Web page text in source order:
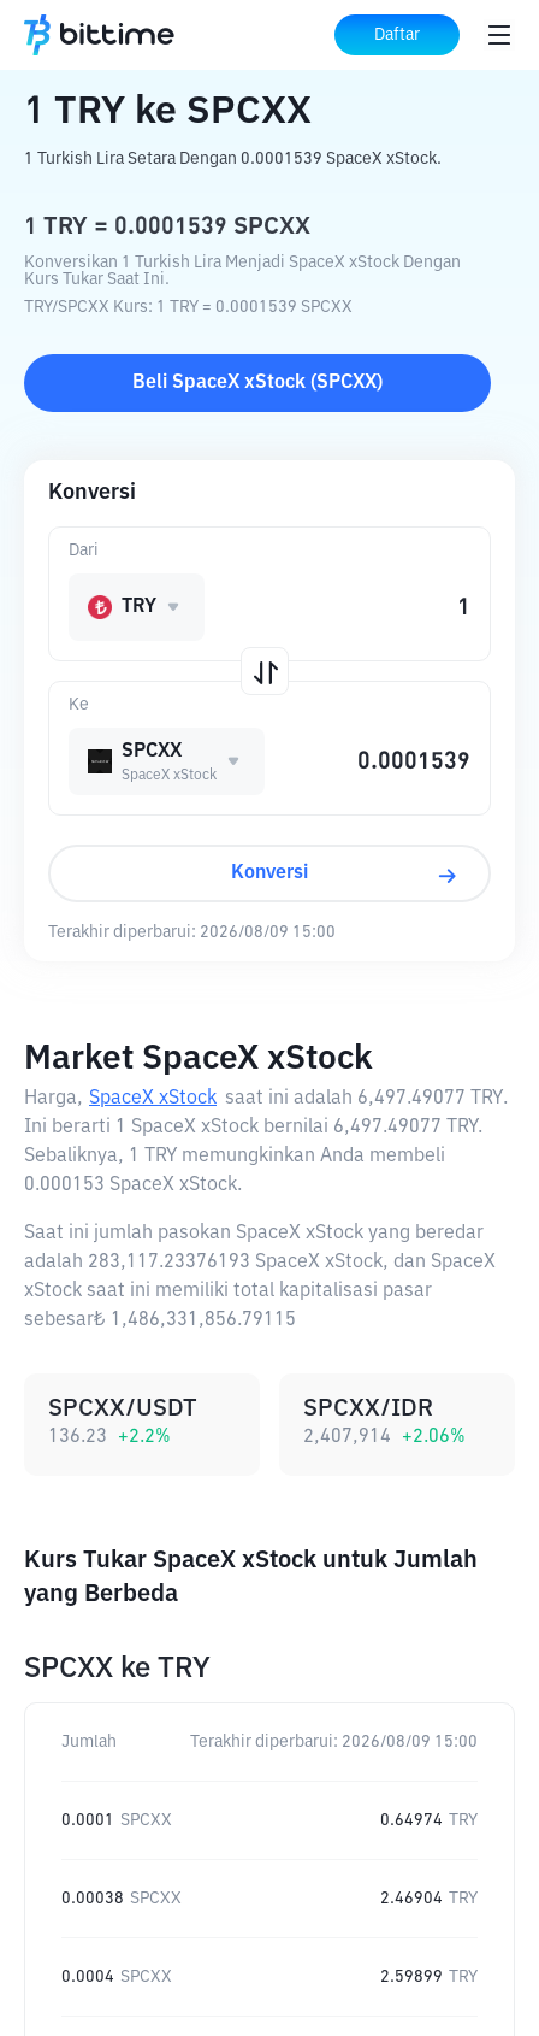
Daftar
Beranda Konverter Kripto ke SPCXX
1 TRY ke SPCXX
1 Turkish Lira Setara Dengan 0.0001539 SpaceX xStock.
1 TRY = 0.0001539 SPCXX
Konversikan 1 Turkish Lira Menjadi SpaceX xStock Dengan
Kurs Tukar Saat Ini.
TRY/SPCXX Kurs: 1 TRY = 0.0001539 SPCXX
Beli SpaceX xStock (SPCXX)
Konversi
Ke
SPCXX
SpaceX xStock
Dari
TRY
Konversi
Terakhir diperbarui: 2026/08/09 15:00
Market SpaceX xStock
Harga, SpaceX xStock saat ini adalah 6,497.49077 TRY.
Ini berarti 1 SpaceX xStock bernilai 6,497.49077 TRY.
Sebaliknya, 1 TRY memungkinkan Anda membeli
0.000153 SpaceX xStock.
Saat ini jumlah pasokan SpaceX xStock yang beredar
adalah 283,117.23376193 SpaceX xStock, dan SpaceX
xStock saat ini memiliki total kapitalisasi pasar
sebesar₺ 1,486,331,856.79115
SPCXX/USDT
136.23 +2.2%
SPCXX/IDR
2,407,914 +2.06%
Kurs Tukar SpaceX xStock untuk Jumlah
yang Berbeda
SPCXX ke TRY
Jumlah Terakhir diperbarui: 2026/08/09 15:00
0.0001 SPCXX 0.64974 TRY
0.00038 SPCXX 2.46904 TRY
0.0004 SPCXX 2.59899 TRY